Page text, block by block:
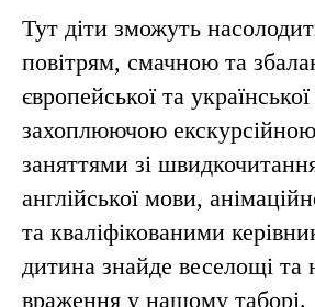
Тут діти зможуть
повітрям, смачною та
європейської та
захоплюючою
заняттями зі
англійської мови,
та кваліфікованими
дитина знайде веселощі та
враження у нашому таборі.